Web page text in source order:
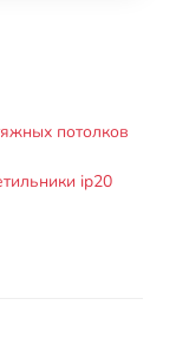
потолков
ip20